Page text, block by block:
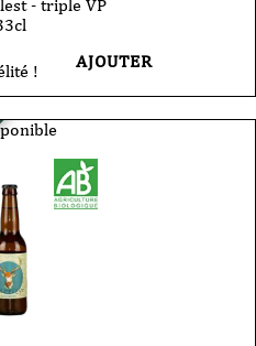
- triple VP
! AJOUTER